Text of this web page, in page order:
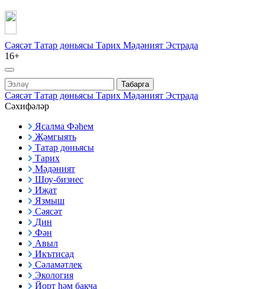
Сәясәт Татар дөньясы Тарих Мәдәният Эстрада
16+
Табарга
Сәясәт Татар дөньясы Тарих Мәдәният Эстрада
Сәхифәләр
Ясалма Фәһем
Җәмгыять
Татар дөньясы
Тарих
Мәдәният
Шоу-бизнес
Иҗат
Язмыш
Сәясәт
Дин
Фән
Авыл
Икътисад
Сәламәтлек
Экология
Йорт һәм бакча